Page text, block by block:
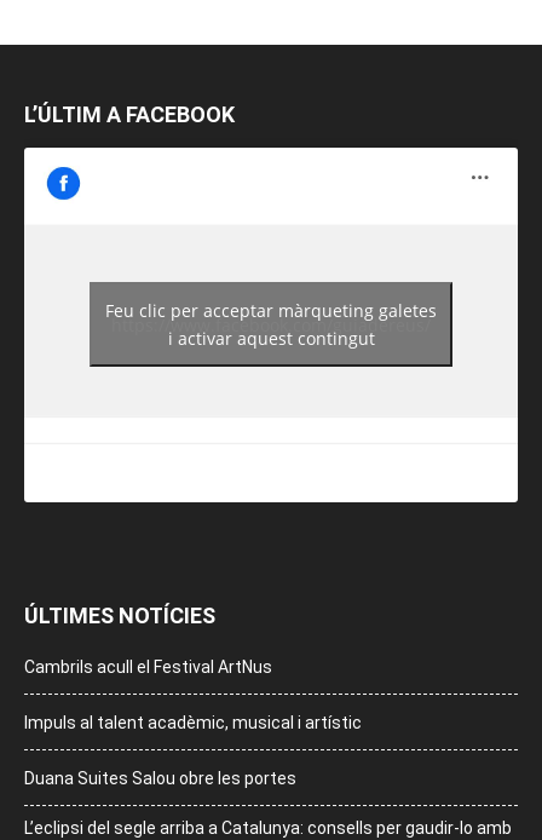
L’ÚLTIM A FACEBOOK
https://www.facebook.com/guiadereus/
Feu clic per acceptar màrqueting galetes
i activar aquest contingut
ÚLTIMES NOTÍCIES
Cambrils acull el Festival ArtNus
Impuls al talent acadèmic, musical i artístic
Duana Suites Salou obre les portes
L’eclipsi del segle arriba a Catalunya: consells per gaudir-lo amb